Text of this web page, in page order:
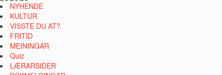
NYHENDE
KULTUR
VISSTE DU AT?
FRITID
MEININGAR
Quiz
LÆRARSIDER